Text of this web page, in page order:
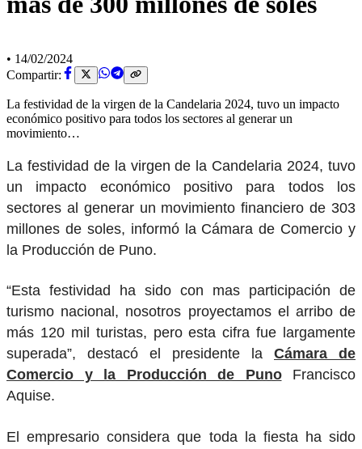
• 14/02/2024
Compartir:
La festividad de la virgen de la Candelaria 2024, tuvo un impacto
económico positivo para todos los sectores al generar un
movimiento…
La festividad de la virgen de la Candelaria 2024, tuvo
un impacto económico positivo para todos los
sectores al generar un movimiento financiero de 303
millones de soles, informó la Cámara de Comercio y
la Producción de Puno.
“Esta festividad ha sido con mas participación de
turismo nacional, nosotros proyectamos el arribo de
más 120 mil turistas, pero esta cifra fue largamente
superada”, destacó el presidente la Cámara de
Comercio y la Producción de PunoFrancisco
Aquise.
El empresario considera que toda la fiesta ha sido